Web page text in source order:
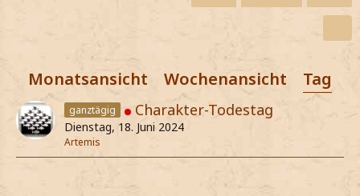
Jetzt Fanclub-Mitglied werden!
Monatsansicht Wochenansicht
ganztägig Charakter-Todestag
Dienstag, 18. Juni 2024
Artemis